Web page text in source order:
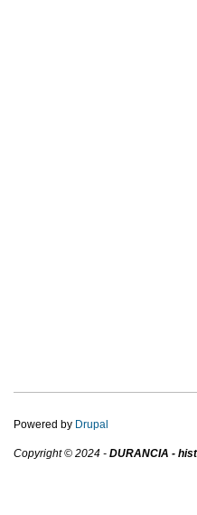
Powered by Drupal
Copyright © 2024 - DURANCIA -